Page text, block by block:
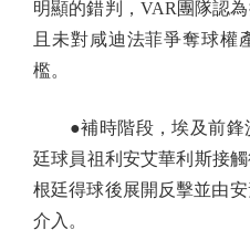
明顯的錯判，VAR團隊認
且未對咸迪法菲爭奪球權
檻。
●補時階段，埃及前鋒
廷球員祖利安艾華利斯接
根廷得球後展開反擊並由
介入。